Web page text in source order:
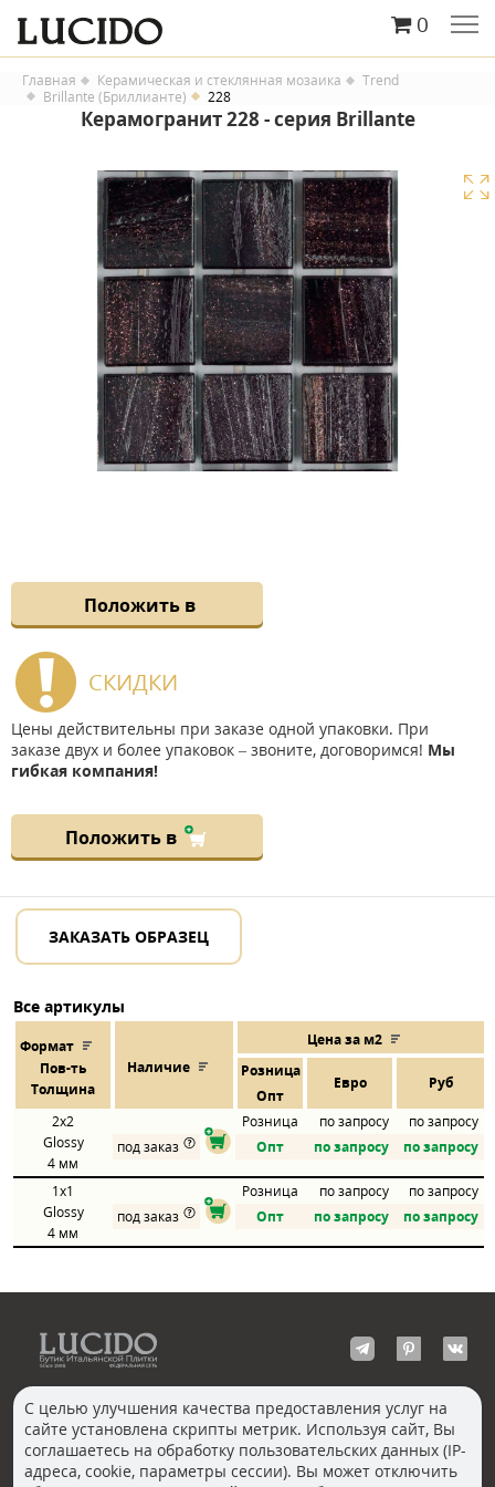
0
Главная Керамическая и стеклянная мозаика
Trend
Brillante (Бриллианте)
228
Керамогранит 228 - серия Brillante
Положить в
СКИДКИ
Цены действительны при заказе одной упаковки. При
заказе двух и более упаковок – звоните, договоримся! Мы
гибкая компания!
Положить в
ЗАКАЗАТЬ ОБРАЗЕЦ
Все артикулы
Формат
Пов-ть
Толщина
Наличие
Цена за м2
Розница
Евро Руб
Опт
2x2
Glossy
4 мм
Розница по запросу
по запросу
под заказ
Опт по запросу по запросу
1x1
Glossy
4 мм
Розница по запросу
по запросу
под заказ
Опт по запросу по запросу
КОНТАКТЫ
Москва, Пречистенка
Волгоград
С целью улучшения качества предоставления услуг на
сайте установлена скрипты метрик. Используя сайт, Вы
соглашаетесь на обработку пользовательских данных (IP-
адреса, cookie, параметры сессии). Вы может отключить